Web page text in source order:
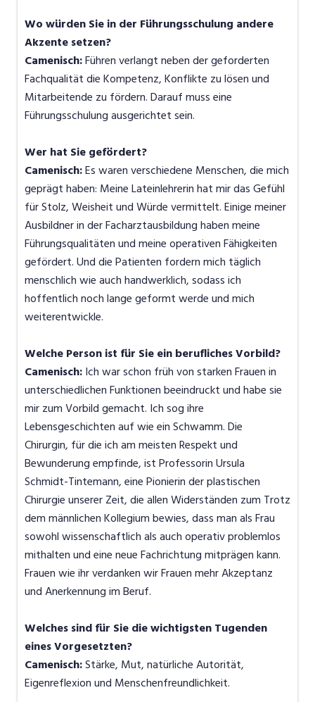
Wo würden Sie in der Führungsschulung andere
Akzente setzen?
Camenisch:Führen verlangt neben der geforderten
Fachqualität die Kompetenz, Konflikte zu lösen und
Mitarbeitende zu fördern. Darauf muss eine
Führungsschulung ausgerichtet sein.
Wer hat Sie gefördert?
Camenisch:Es waren verschiedene Menschen, die mich
geprägt haben: Meine Lateinlehrerin hat mir das Gefühl
für Stolz, Weisheit und Würde vermittelt. Einige meiner
Ausbildner in der Facharztausbildung haben meine
Führungsqualitäten und meine operativen Fähigkeiten
gefördert. Und die Patienten fordern mich täglich
menschlich wie auch handwerklich, sodass ich
hoffentlich noch lange geformt werde und mich
weiterentwickle.
Welche Person ist für Sie ein berufliches Vorbild?
Camenisch:Ich war schon früh von starken Frauen in
unterschiedlichen Funktionen beeindruckt und habe sie
mir zum Vorbild gemacht. Ich sog ihre
Lebensgeschichten auf wie ein Schwamm. Die
Chirurgin, für die ich am meisten Respekt und
Bewunderung empfinde, ist Professorin Ursula
Schmidt-Tintemann, eine Pionierin der plastischen
Chirurgie unserer Zeit, die allen Widerständen zum Trotz
dem männlichen Kollegium bewies, dass man als Frau
sowohl wissenschaftlich als auch operativ problemlos
mithalten und eine neue Fachrichtung mitprägen kann.
Frauen wie ihr verdanken wir Frauen mehr Akzeptanz
und Anerkennung im Beruf.
Welches sind für Sie die wichtigsten Tugenden
eines Vorgesetzten?
Camenisch:Stärke, Mut, natürliche Autorität,
Eigenreflexion und Menschenfreundlichkeit.